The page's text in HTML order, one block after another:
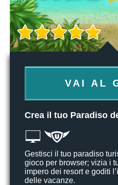
VAI AL
Crea il tuo Paradiso
Gestisci il tuo paradiso
gioco per browser; vizia i
impero dei resort e goditi
delle vacanze.